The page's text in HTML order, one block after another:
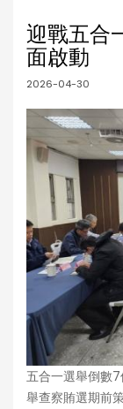
迎戰五合
面啟動
2026-04-30
五合一選舉倒數7
舉查察賄選期前